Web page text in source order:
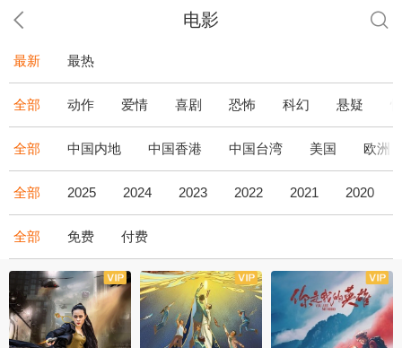
电影
最新 最热
全部 动作 爱情 喜剧 恐怖 科幻 悬疑
全部 中国内地 中国香港 中国台湾 美国 欧洲
全部 2025 2024 2023 2022 2021 2020
全部 免费 付费